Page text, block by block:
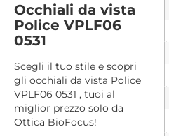
Occhiali da vista
Police VPLF06
0531
Scegli il tuo stile e scopri
gli occhiali da vista Police
VPLF06 0531 , tuoi al
miglior prezzo solo da
Ottica BioFocus!